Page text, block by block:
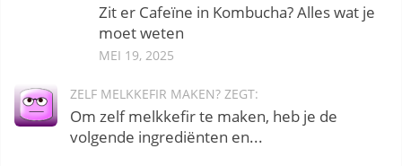
Zit er Cafeïne in Kombucha? Alles wat je
moet weten
MEI 19, 2025
ZELF MELKKEFIR MAKEN? ZEGT:
Om zelf melkkefir te maken, heb je de
volgende ingrediënten en...